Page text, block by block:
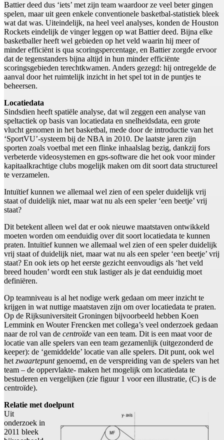
Battier deed dus ‘iets’ met zijn team waardoor ze veel beter gingen
spelen, maar uit geen enkele conventionele basketbal-statistiek bleek
wat dat was. Uiteindelijk, na heel veel analyses, konden de Houston
Rockets eindelijk de vinger leggen op wat Battier deed. Bijna elke
basketballer heeft wel gebieden op het veld waarin hij meer of
minder efficiënt is qua scoringspercentage, en Battier zorgde ervoor
dat de tegenstanders bijna altijd in hun minder efficiënte
scoringsgebieden terechtkwamen. Anders gezegd: hij ontregelde de
aanval door het ruimtelijk inzicht in het spel tot in de puntjes te
beheersen.
Locatiedata
Sindsdien heeft spatiële analyse, dat wil zeggen een analyse van
speltactiek op basis van locatiedata en snelheidsdata, een grote
vlucht genomen in het basketbal, mede door de introductie van het
‘SportVU’-systeem bij de NBA in 2010. De laatste jaren zijn
sporten zoals voetbal met een flinke inhaalslag bezig, dankzij fors
verbeterde videosystemen en gps-software die het ook voor minder
kapitaalkrachtige clubs mogelijk maken om dit soort data structureel
te verzamelen.
Intuïtief kunnen we allemaal wel zien of een speler duidelijk vrij
staat of duidelijk niet, maar wat nu als een speler ‘een beetje’ vrij
staat?
Dit betekent alleen wel dat er ook nieuwe maatstaven ontwikkeld
moeten worden om eenduidig over dit soort locatiedata te kunnen
praten. Intuïtief kunnen we allemaal wel zien of een speler duidelijk
vrij staat of duidelijk niet, maar wat nu als een speler ‘een beetje’ vrij
staat? En ook iets op het eerste gezicht eenvoudigs als ‘het veld
breed houden’ wordt een stuk lastiger als je dat eenduidig moet
definiëren.
Op teamniveau is al het nodige werk gedaan om meer inzicht te
krijgen in wat nuttige maatstaven zijn om over locatiedata te praten.
Op de Rijksuniversiteit Groningen bijvoorbeeld hebben Koen
Lemmink en Wouter Frencken met collega’s veel onderzoek gedaan
naar de rol van de centroïde van een team. Dit is een maat voor de
locatie van alle spelers van een team gezamenlijk (uitgezonderd de
keeper): de ‘gemiddelde’ locatie van alle spelers. Dit punt, ook wel
hetzwaartepuntgenoemd, en de verspreiding van de spelers van het
team – de oppervlakte- maken het mogelijk om locatiedata te
bestuderen en vergelijken (zie figuur 1 voor een illustratie, (C) is de
centroïde).
Relatie met doelpunt
Uit
onderzoek in
2011 bleek